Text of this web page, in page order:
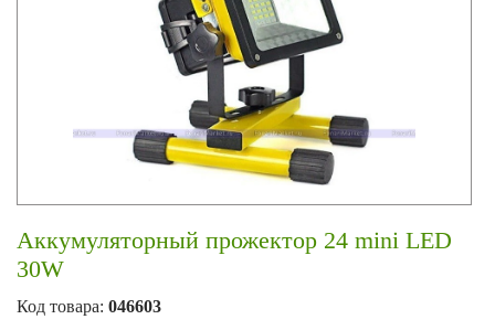
Аккумуляторный прожектор 24 mini LED
30W
Код товара: 046603